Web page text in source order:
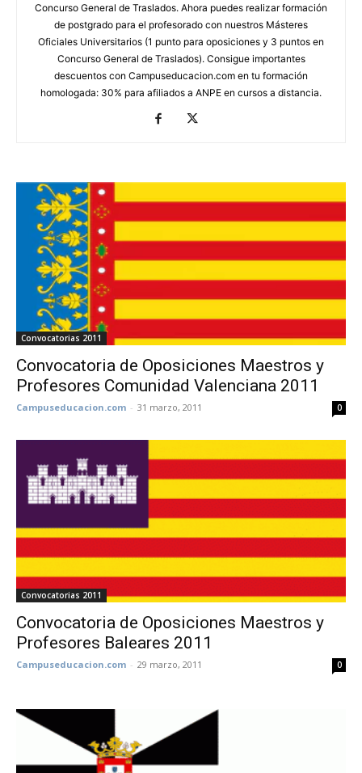
Concurso General de Traslados. Ahora puedes realizar formación
de postgrado para el profesorado con nuestros Másteres
Oficiales Universitarios (1 punto para oposiciones y 3 puntos en
Concurso General de Traslados). Consigue importantes
descuentos con Campuseducacion.com en tu formación
homologada: 30% para afiliados a ANPE en cursos a distancia.
Convocatorias 2011
Convocatoria de Oposiciones Maestros y
Profesores Comunidad Valenciana 2011
Campuseducacion.com - 31 marzo, 2011 0
Convocatorias 2011
Convocatoria de Oposiciones Maestros y
Profesores Baleares 2011
Campuseducacion.com - 29 marzo, 2011 0